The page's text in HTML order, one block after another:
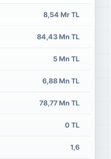
8,54 Mr TL
84,43 Mn TL
5 Mn TL
6,88 Mn TL
78,77 Mn TL
0 TL
1,6